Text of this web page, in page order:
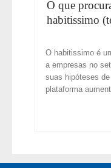
O que
habitissimo
O habitissimo é
a empresas no
suas hipóteses
plataforma